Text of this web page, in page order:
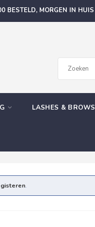
BESTELD, MORGEN IN HUIS
LASHES & BROWS
.